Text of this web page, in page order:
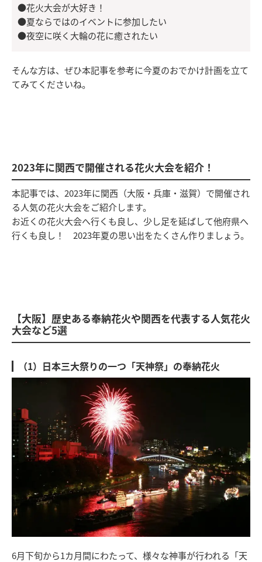
●花火大会が大好き！
●夏ならではのイベントに参加したい
●夜空に咲く大輪の花に癒されたい
そんな方は、ぜひ本記事を参考に今夏のおでかけ計画を立て
てみてくださいね。
2023年に関西で開催される花火大会を紹介！
本記事では、2023年に関西（大阪・兵庫・滋賀）で開催され
る人気の花火大会をご紹介します。
お近くの花火大会へ行くも良し、少し足を延ばして他府県へ
行くも良し！ 2023年夏の思い出をたくさん作りましょう。
【大阪】歴史ある奉納花火や関西を代表する人気花火
大会など5選
（1）日本三大祭りの一つ「天神祭」の奉納花火
6月下旬から1カ月間にわたって、様々な神事が行われる「天